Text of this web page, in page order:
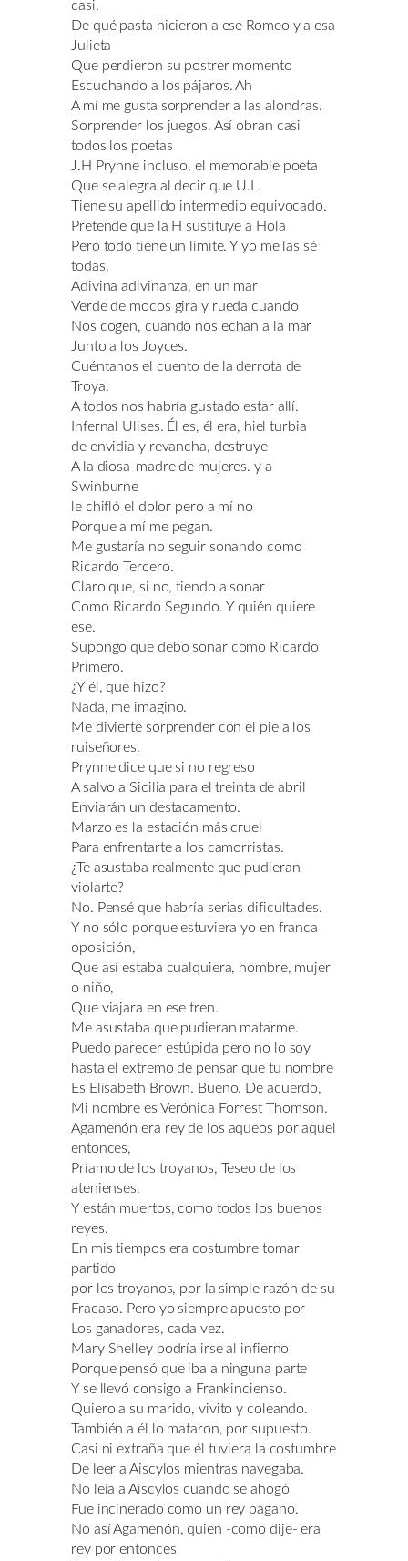
casi.
De qué pasta hicieron a ese Romeo y a esa
Julieta
Que perdieron su postrer momento
Escuchando a los pájaros. Ah
A mí me gusta sorprender a las alondras.
Sorprender los juegos. Así obran casi
todos los poetas
J.H Prynne incluso, el memorable poeta
Que se alegra al decir que U.L.
Tiene su apellido intermedio equivocado.
Pretende que la H sustituye a Hola
Pero todo tiene un límite. Y yo me las sé
todas.
Adivina adivinanza, en un mar
Verde de mocos gira y rueda cuando
Nos cogen, cuando nos echan a la mar
Junto a los Joyces.
Cuéntanos el cuento de la derrota de
Troya.
A todos nos habría gustado estar allí.
Infernal Ulises. Él es, él era, hiel turbia
de envidia y revancha, destruye
A la diosa-madre de mujeres. y a
Swinburne
le chifló el dolor pero a mí no
Porque a mí me pegan.
Me gustaría no seguir sonando como
Ricardo Tercero.
Claro que, si no, tiendo a sonar
Como Ricardo Segundo. Y quién quiere
ese.
Supongo que debo sonar como Ricardo
Primero.
¿Y él, qué hizo?
Nada, me imagino.
Me divierte sorprender con el pie a los
ruiseñores.
Prynne dice que si no regreso
A salvo a Sicilia para el treinta de abril
Enviarán un destacamento.
Marzo es la estación más cruel
Para enfrentarte a los camorristas.
¿Te asustaba realmente que pudieran
violarte?
No. Pensé que habría serias dificultades.
Y no sólo porque estuviera yo en franca
oposición,
Que así estaba cualquiera, hombre, mujer
o niño,
Que viajara en ese tren.
Me asustaba que pudieran matarme.
Puedo parecer estúpida pero no lo soy
hasta el extremo de pensar que tu nombre
Es Elisabeth Brown. Bueno. De acuerdo,
Mi nombre es Verónica Forrest Thomson.
Agamenón era rey de los aqueos por aquel
entonces,
Príamo de los troyanos, Teseo de los
atenienses.
Y están muertos, como todos los buenos
reyes.
En mis tiempos era costumbre tomar
partido
por los troyanos, por la simple razón de su
Fracaso. Pero yo siempre apuesto por
Los ganadores, cada vez.
Mary Shelley podría irse al infierno
Porque pensó que iba a ninguna parte
Y se llevó consigo a Frankincienso.
Quiero a su marido, vivito y coleando.
También a él lo mataron, por supuesto.
Casi ni extraña que él tuviera la costumbre
De leer a Aiscylos mientras navegaba.
No leía a Aiscylos cuando se ahogó
Fue incinerado como un rey pagano.
No así Agamenón, quien -como dije- era
rey por entonces